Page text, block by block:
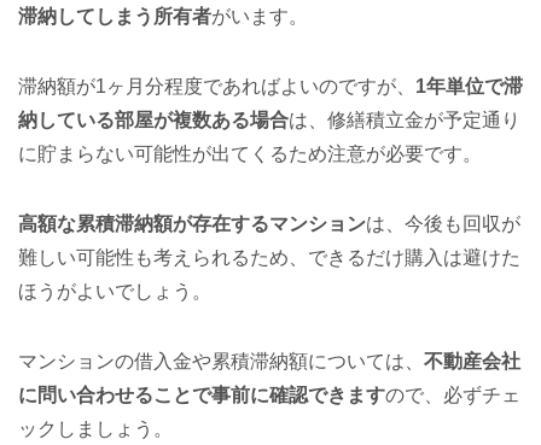
滞納してしまう所有者がいます。
滞納額が1ヶ月分程度であればよいのですが、 1年単位で滞
納している部屋が複数ある場合は、修繕積立金が予定通り
に貯まらない可能性が出てくるため注意が必要です。
高額な累積滞納額が存在するマンションは、今後も回収が
難しい可能性も考えられるため、できるだけ購入は避けた
ほうがよいでしょう。
マンションの借入金や累積滞納額については、 不動産会社
に問い合わせることで事前に確認できますので、必ずチェ
ックしましょう。